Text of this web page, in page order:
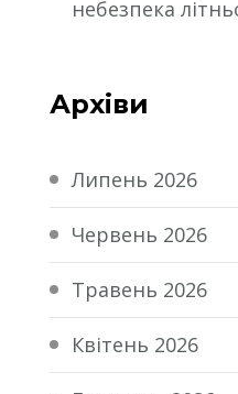
небезпека
Архіви
Липень 2026
Червень 2026
Травень 2026
Квітень 2026